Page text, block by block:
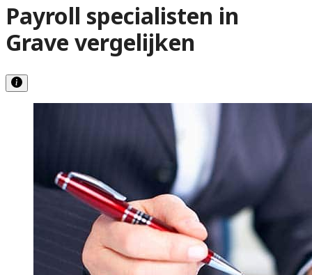
Payroll specialisten in
Grave vergelijken